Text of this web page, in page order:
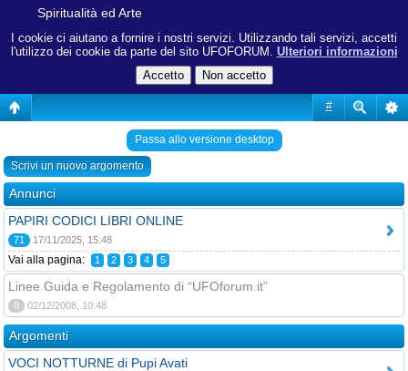
I cookie ci aiutano a fornire i nostri servizi. Utilizzando tali servizi, accetti
l'utilizzo dei cookie da parte del sito UFOFORUM. Ulteriori informazioni
#
Spiritualità ed Arte
Passa allo versione desktop
Scrivi un nuovo argomento
Annunci
PAPIRI CODICI LIBRI ONLINE
71 17/11/2025, 15:48
Vai alla pagina: 1 2 3 4 5
Linee Guida e Regolamento di “UFOforum.it”
0 02/12/2008, 10:48
Argomenti
VOCI NOTTURNE di Pupi Avati